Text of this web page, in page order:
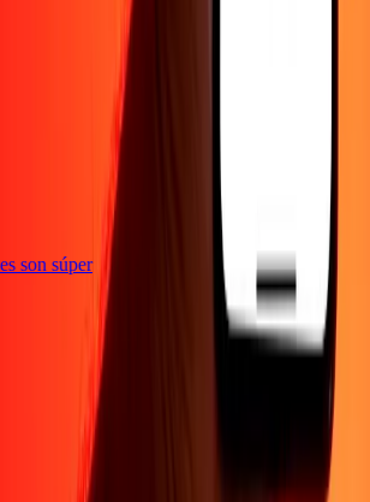
son súper
Blog Corporativo